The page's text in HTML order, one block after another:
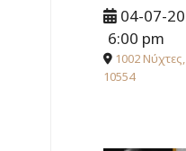
04-07-
6:00 pm
1002
10554